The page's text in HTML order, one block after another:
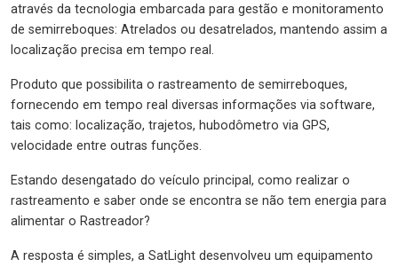
através da tecnologia embarcada para gestão e monitoramento
de semirreboques: Atrelados ou desatrelados, mantendo assim a
localização precisa em tempo real.
Produto que possibilita o rastreamento de semirreboques,
fornecendo em tempo real diversas informações via software,
tais como: localização, trajetos, hubodômetro via GPS,
velocidade entre outras funções.
Estando desengatado do veículo principal, como realizar o
rastreamento e saber onde se encontra se não tem energia para
alimentar o Rastreador?
A resposta é simples, a SatLight desenvolveu um equipamento